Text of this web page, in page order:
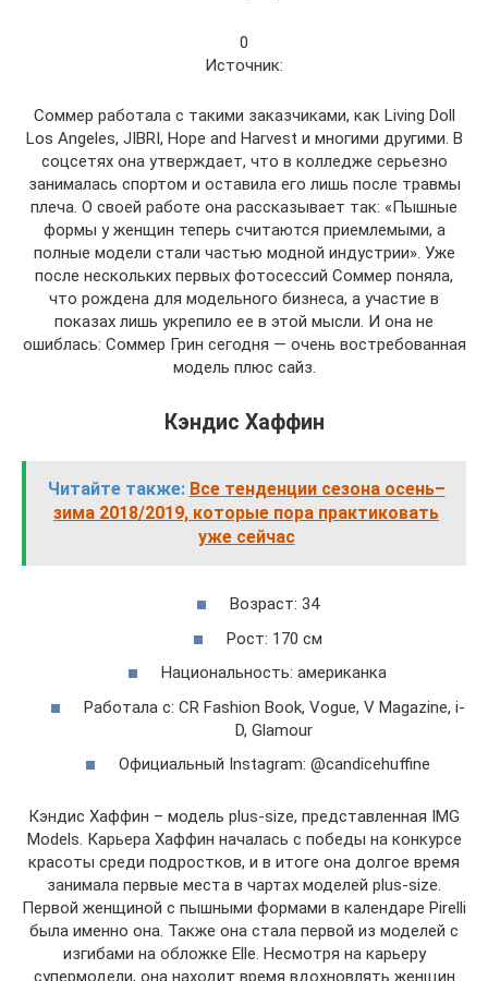
0
Источник:
Соммер работала с такими заказчиками, как Living Doll
Los Angeles, JIBRI, Hope and Harvest и многими другими. В
соцсетях она утверждает, что в колледже серьезно
занималась спортом и оставила его лишь после травмы
плеча. О своей работе она рассказывает так: «Пышные
формы у женщин теперь считаются приемлемыми, а
полные модели стали частью модной индустрии». Уже
после нескольких первых фотосессий Соммер поняла,
что рождена для модельного бизнеса, а участие в
показах лишь укрепило ее в этой мысли. И она не
ошиблась: Соммер Грин сегодня — очень востребованная
модель плюс сайз.
Кэндис Хаффин
Читайте также: Все тенденции сезона осень–
зима 2018/2019, которые пора практиковать
уже сейчас
Возраст: 34
Рост: 170 см
Национальность: американка
Работала с: CR Fashion Book, Vogue, V Magazine, i-
D, Glamour
Официальный Instagram: @candicehuffine
Кэндис Хаффин – модель plus-size, представленная IMG
Models. Карьера Хаффин началась с победы на конкурсе
красоты среди подростков, и в итоге она долгое время
занимала первые места в чартах моделей plus-size.
Первой женщиной с пышными формами в календаре Pirelli
была именно она. Также она стала первой из моделей с
изгибами на обложке Elle. Несмотря на карьеру
супермодели, она находит время вдохновлять женщин